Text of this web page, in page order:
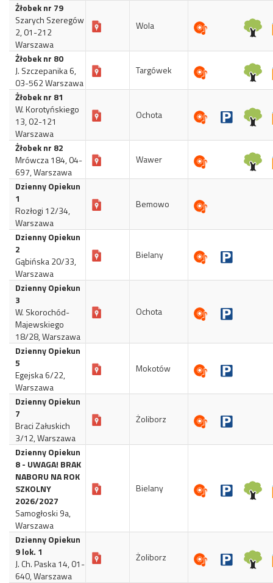
Żłobek nr 79
Szarych Szeregów
2, 01-212
Warszawa
Wola
Żłobek nr 80
J. Szczepanika 6,
03-562 Warszawa
Targówek
Żłobek nr 81
W. Korotyńskiego
13, 02-121
Warszawa
Ochota
Żłobek nr 82
Mrówcza 184, 04-
697, Warszawa
Wawer
Dzienny Opiekun
1
Rozłogi 12/34,
Warszawa
Bemowo
Dzienny Opiekun
2
Gąbińska 20/33,
Warszawa
Bielany
Dzienny Opiekun
3
W. Skorochód-
Majewskiego
18/28, Warszawa
Ochota
Dzienny Opiekun
5
Egejska 6/22,
Warszawa
Mokotów
Dzienny Opiekun
7
Braci Załuskich
3/12, Warszawa
Żoliborz
Dzienny Opiekun
8 - UWAGA! BRAK
NABORU NA ROK
SZKOLNY
2026/2027
Samogłoski 9a,
Warszawa
Bielany
Dzienny Opiekun
9 lok. 1
J. Ch. Paska 14, 01-
640, Warszawa
Żoliborz